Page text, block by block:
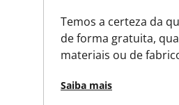
Largura do produto [mm]
Temos a certeza da
de forma gratuita,
materiais ou de
Saiba mais